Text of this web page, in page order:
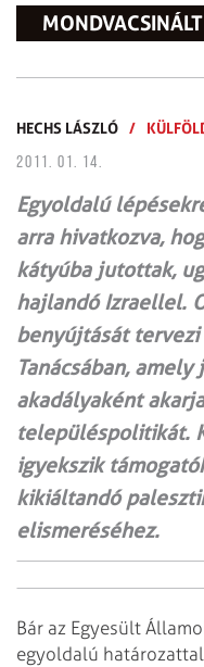
HECHS LÁSZLÓ /
2011. 01. 14.
Egyoldalú
arra hivatkozva,
kátyúba jutottak,
hajlandó Izraellel.
benyújtását tervezi
Tanácsában,
akadályaként
településpolitikát.
igyekszik
kikiáltandó
elismeréséhez.
Bár az Egyesült
egyoldalú